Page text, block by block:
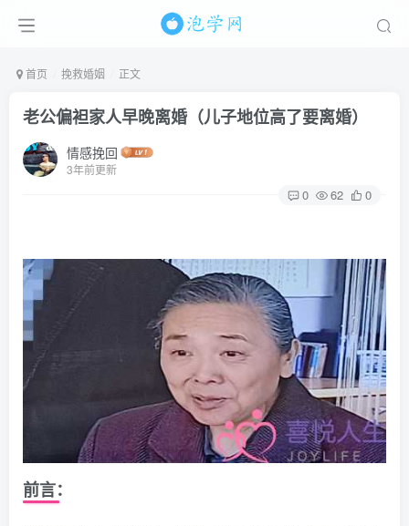
首页 挽救婚姻 正文
老公偏袒家人早晚离婚（儿子地位高了要离婚）
情感挽回
3年前更新
0 62 0
前言：